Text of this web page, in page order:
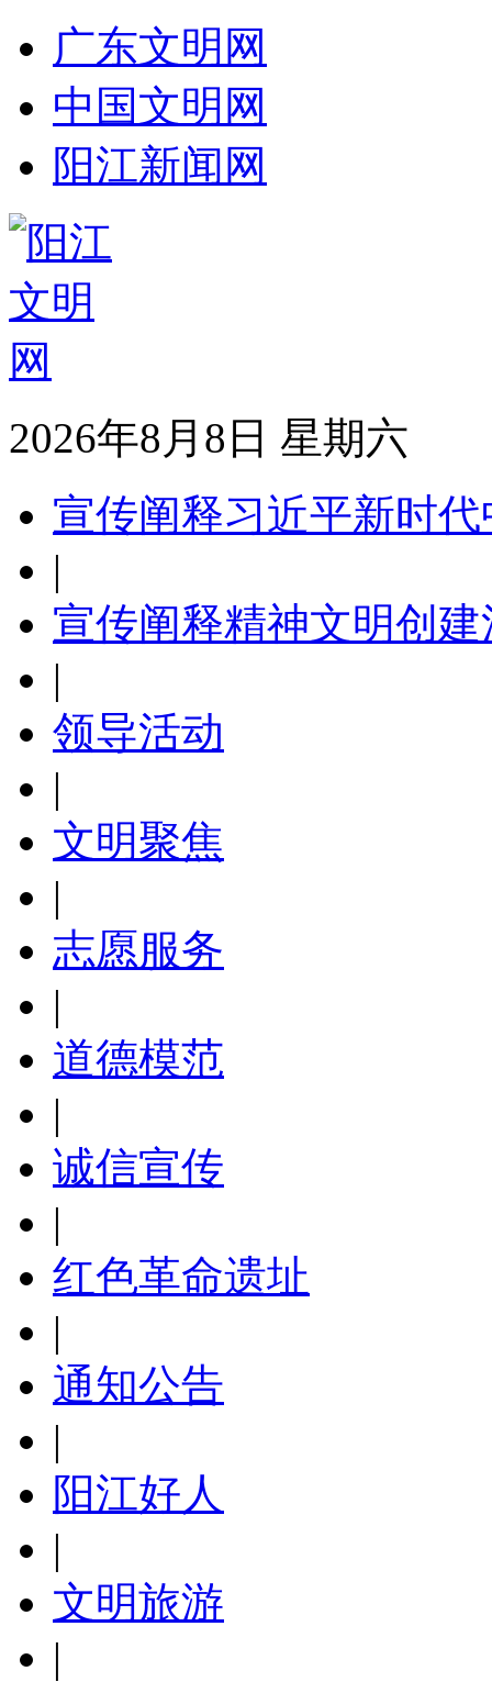
广东文明网
中国文明网
阳江新闻网
2026年8月8日 星期六
宣传阐释习近平新时
|
宣传阐释精神文明创建
|
领导活动
|
文明聚焦
|
志愿服务
|
道德模范
|
诚信宣传
|
红色革命遗址
|
通知公告
|
阳江好人
|
文明旅游
|